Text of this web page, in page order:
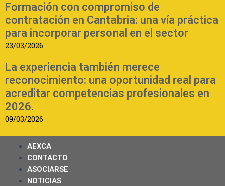
Formación con compromiso de
contratación en Cantabria: una vía práctica
para incorporar personal en el sector
23/03/2026
La experiencia también merece
reconocimiento: una oportunidad real para
acreditar competencias profesionales en
2026.
09/03/2026
AEXCA
CONTACTO
ASOCIARSE
NOTICIAS